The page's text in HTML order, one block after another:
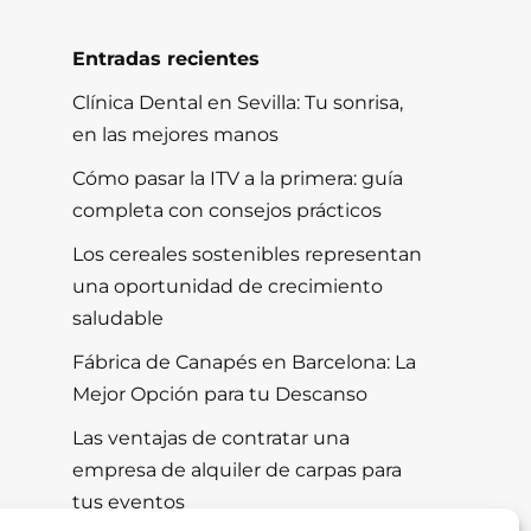
Entradas recientes
Clínica Dental en Sevilla: Tu sonrisa,
en las mejores manos
Cómo pasar la ITV a la primera: guía
completa con consejos prácticos
Los cereales sostenibles representan
una oportunidad de crecimiento
saludable
Fábrica de Canapés en Barcelona: La
Mejor Opción para tu Descanso
Las ventajas de contratar una
empresa de alquiler de carpas para
tus eventos